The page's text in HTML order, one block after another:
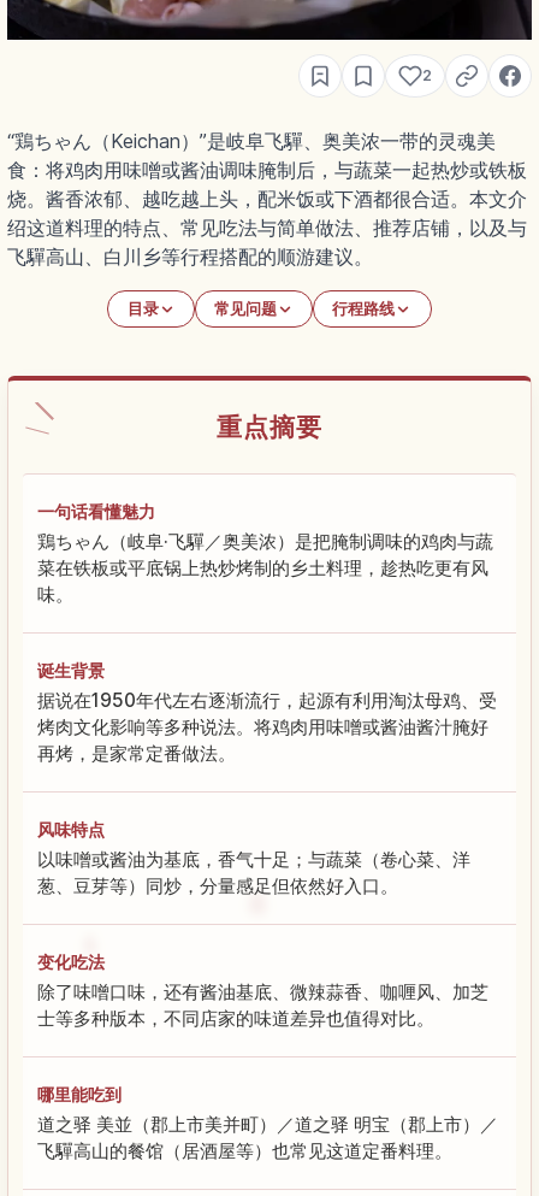
2
“鶏ちゃん（Keichan）”是岐阜飞驒、奥美浓一带的灵魂美
食：将鸡肉用味噌或酱油调味腌制后，与蔬菜一起热炒或铁板
烧。酱香浓郁、越吃越上头，配米饭或下酒都很合适。本文介
绍这道料理的特点、常见吃法与简单做法、推荐店铺，以及与
飞驒高山、白川乡等行程搭配的顺游建议。
目录 常见问题 行程路线
重点摘要
一句话看懂魅力
鶏ちゃん（岐阜·飞驒／奥美浓）是把腌制调味的鸡肉与蔬
菜在铁板或平底锅上热炒烤制的乡土料理，趁热吃更有风
味。
诞生背景
据说在1950年代左右逐渐流行，起源有利用淘汰母鸡、受
烤肉文化影响等多种说法。将鸡肉用味噌或酱油酱汁腌好
再烤，是家常定番做法。
风味特点
以味噌或酱油为基底，香气十足；与蔬菜（卷心菜、洋
葱、豆芽等）同炒，分量感足但依然好入口。
变化吃法
除了味噌口味，还有酱油基底、微辣蒜香、咖喱风、加芝
士等多种版本，不同店家的味道差异也值得对比。
哪里能吃到
道之驿 美並（郡上市美并町）／道之驿 明宝（郡上市）／
飞驒高山的餐馆（居酒屋等）也常见这道定番料理。